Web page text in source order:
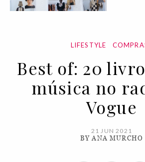
LIFESTYLE
Best of: 20
música no
Vogue
21 JUN 2021
BY ANA MURCHO